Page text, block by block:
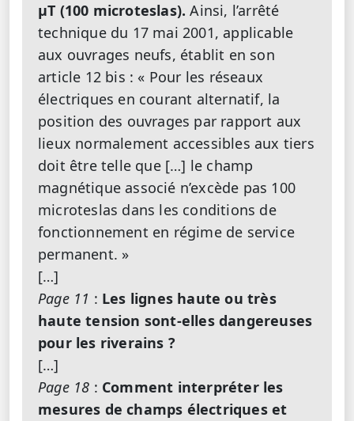
μT (100 microteslas).Ainsi, l’arrêté
technique du 17 mai 2001, applicable
aux ouvrages neufs, établit en son
article 12 bis : « Pour les réseaux
électriques en courant alternatif, la
position des ouvrages par rapport aux
lieux normalement accessibles aux tiers
doit être telle que […] le champ
magnétique associé n’excède pas 100
microteslas dans les conditions de
fonctionnement en régime de service
permanent. »
[…]
Page 11 : Les lignes haute ou très
haute tension sont-elles dangereuses
pour les riverains ?
[…]
Page 18 : Comment interpréter les
mesures de champs électriques et